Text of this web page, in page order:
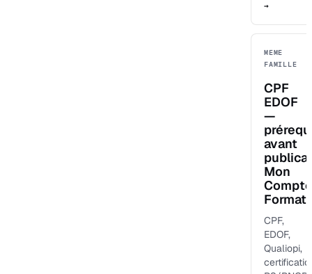
→
MEME
FAMILLE
CPF
EDOF
—
avant
Mon
Compte
CPF,
EDOF,
Qualiopi,